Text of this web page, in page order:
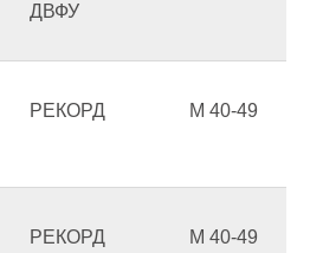
ДВФУ
РЕКОРД М 40-49
РЕКОРД
М 40-49